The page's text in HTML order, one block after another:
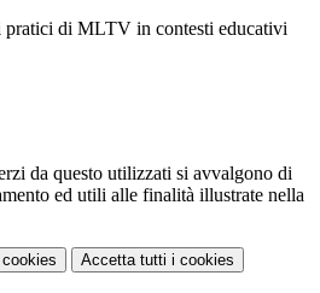
pratici di MLTV in contesti educativi
da questo utilizzati si avvalgono di
ed utili alle finalità illustrate nella
Accetta tutti i cookies